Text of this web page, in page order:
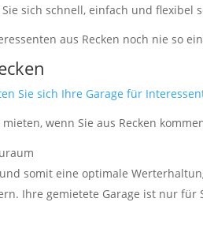
sich schnell, einfach und flexibel
aus Recken noch nie so
Sie sich Ihre Garage für
wenn Sie aus Recken
somit eine optimale
Ihre gemietete Garage ist nur für